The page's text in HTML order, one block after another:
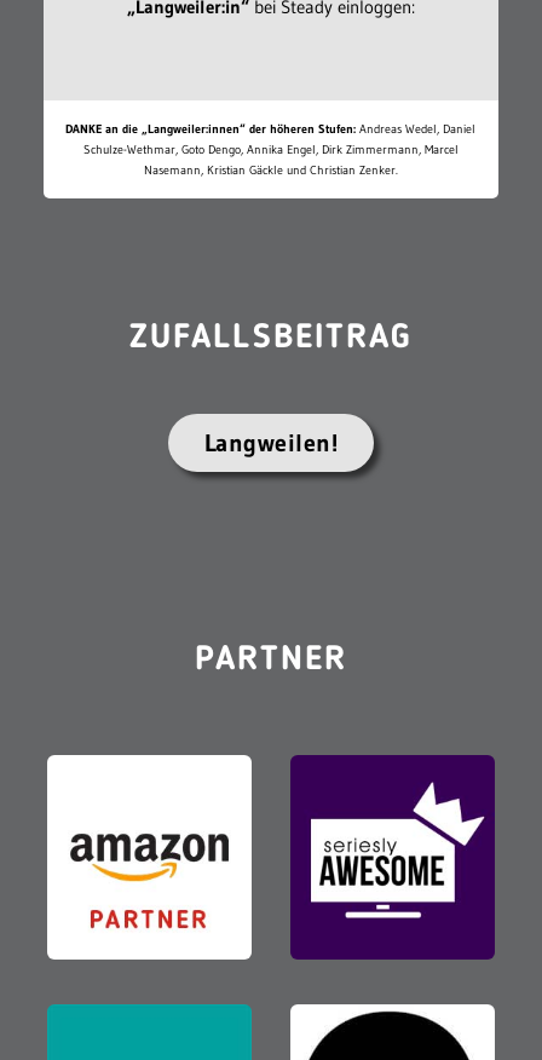
„Langweiler:in“bei Steady einloggen:
DANKE an die „Langweiler:innen“ der höheren Stufen: Andreas Wedel, Daniel
Schulze-Wethmar, Goto Dengo, Annika Engel, Dirk Zimmermann, Marcel
Nasemann, Kristian Gäckle und Christian Zenker.
ZUFALLSBEITRAG
Langweilen!
PARTNER